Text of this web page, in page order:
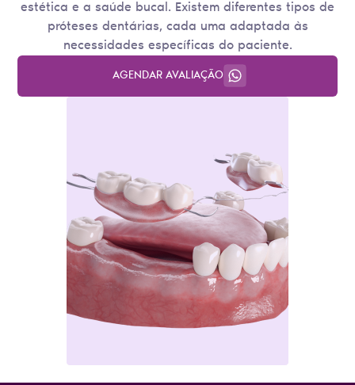
estética e a saúde bucal. Existem diferentes tipos de
próteses dentárias, cada uma adaptada às
necessidades específicas do paciente.
AGENDAR AVALIAÇÃO